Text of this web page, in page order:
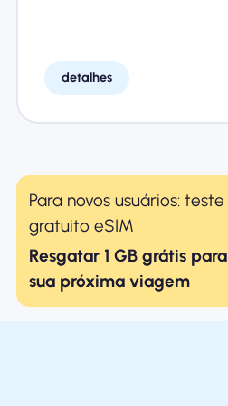
detalhes
Para novos usuários: teste
gratuito eSIM
Resgatar 1 GB grátis para
sua próxima viagem